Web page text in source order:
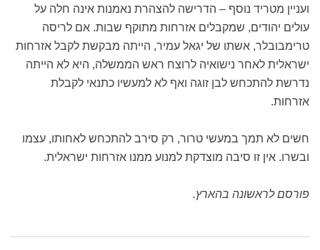
ועניין מטריד נוסף – הדרישה להצהרת נאמנות אינה חלה על
עולים יהודים, שמקבלים אזרחות מתוקף שבות. אם לריסה
טרימבובלר, אשתו של יגאל עמיר, הייתה מבקשת לקבל אזרחות
ישראלית לאחר נישואיה לרוצח ראש הממשלה, היא לא הייתה
נדרשת להתכחש לבן זוגה ואף לא למעשיו כתנאי לקבלת
אזרחות.
חשים לא תמך במעשי טרור, רק סירב להתכחש לאחותו, עצמו
ובשרו. אין זו סיבה מוצדקת למנוע ממנו אזרחות ישראלית.
פורסם לראשונה בהארץ.